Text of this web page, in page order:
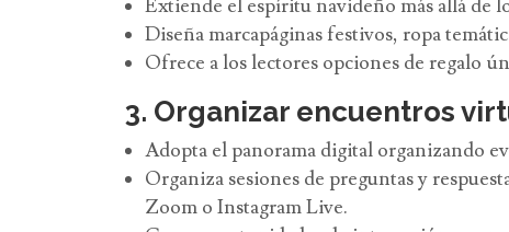
Extiende el espíritu navideño más allá de
Diseña marcapáginas festivos, ropa
Ofrece a los lectores opciones de regalo
3. Organizar encuentros
Adopta el panorama digital organizando
Organiza sesiones de preguntas y
Zoom o Instagram Live.